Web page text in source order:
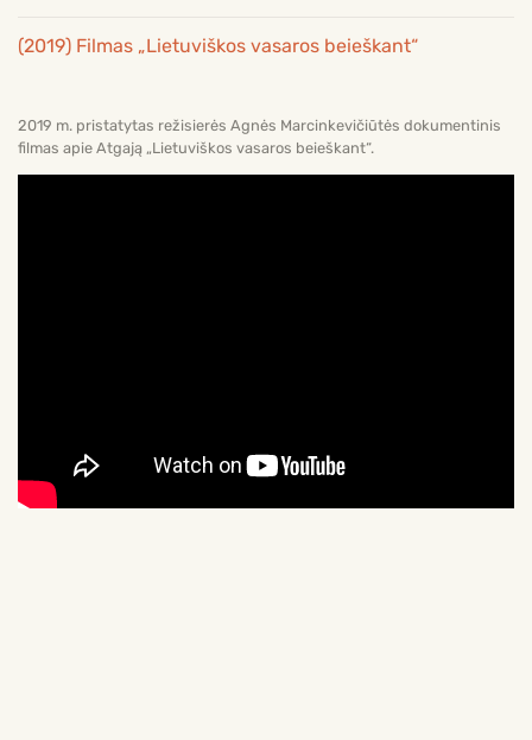
(2019) Filmas „Lietuviškos vasaros beieškant“
2019 m. pristatytas režisierės Agnės Marcinkevičiūtės dokumentinis
filmas apie Atgają „Lietuviškos vasaros beieškant“.